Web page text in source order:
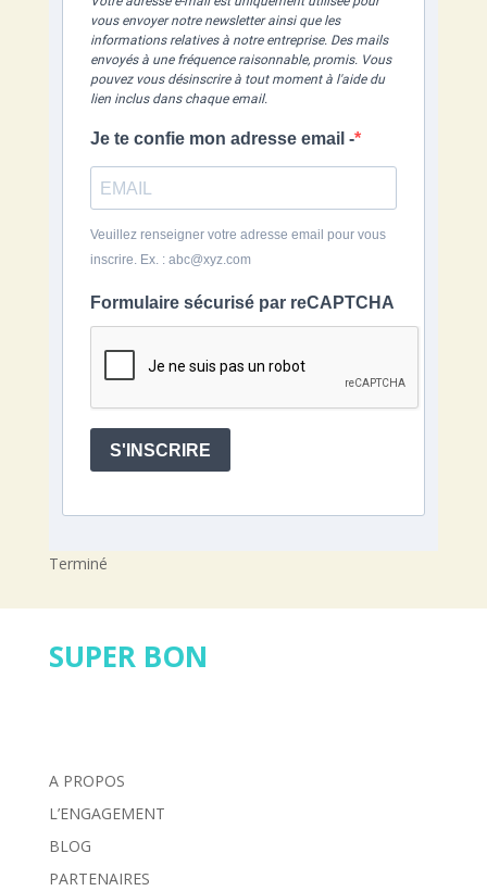
vous envoyer notre newsletter ainsi que les
informations relatives à notre entreprise. Des mails
envoyés à une fréquence raisonnable, promis. Vous
pouvez vous désinscrire à tout moment à l'aide du
lien inclus dans chaque email.
Je te confie mon adresse email -
Veuillez renseigner votre adresse email pour vous
inscrire. Ex. : abc@xyz.com
Formulaire sécurisé par reCAPTCHA
S'INSCRIRE
Terminé
SUPER BON
A PROPOS
L’ENGAGEMENT
BLOG
PARTENAIRES